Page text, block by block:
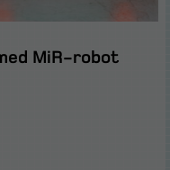
MiR-robot